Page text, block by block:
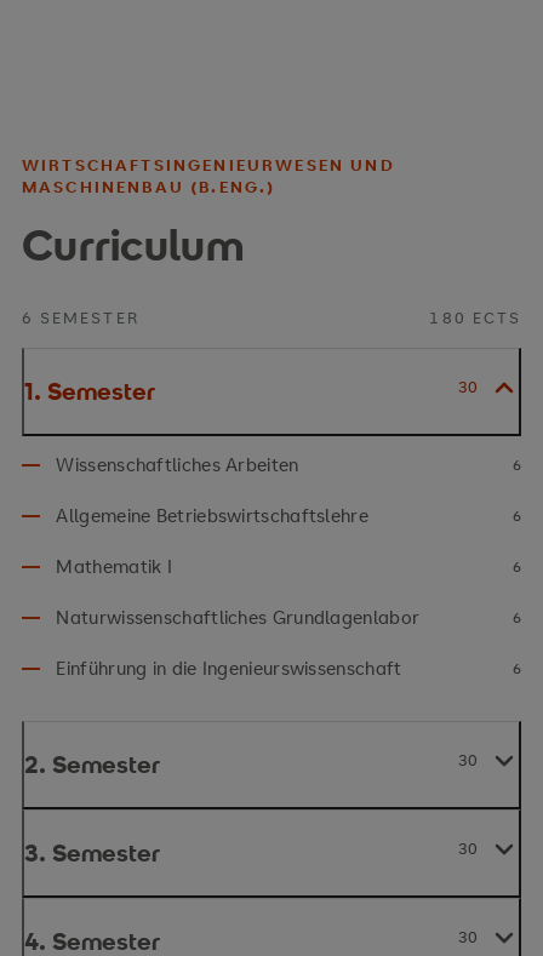
WIRTSCHAFTSINGENIEURWESEN UND
MASCHINENBAU (B.ENG.)
Curriculum
6 SEMESTER 180 ECTS
1. Semester 30
Wissenschaftliches Arbeiten 6
Allgemeine Betriebswirtschaftslehre 6
Mathematik I 6
Naturwissenschaftliches Grundlagenlabor 6
Einführung in die Ingenieurswissenschaft 6
2. Semester 30
3. Semester 30
4. Semester 30